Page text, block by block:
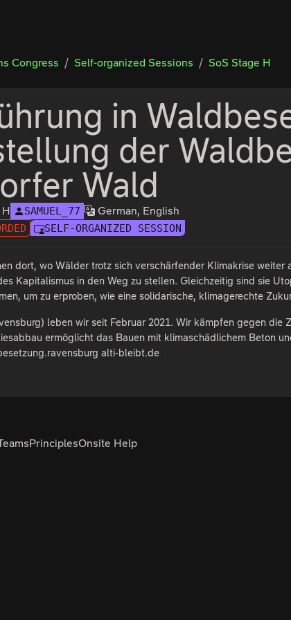
Congress Self-organized Sessions SoS Stage H
in
der
Wald
H SAMUEL_77 German, English
SELF-ORGANIZED SESSION
dort, wo Wälder trotz sich verschärfender Klimakrise weiter
Kapitalismus in den Weg zu stellen. Gleichzeitig sind sie
um zu erproben, wie eine solidarische, klimagerechte
leben wir seit Februar 2021. Wir kämpfen gegen die
ermöglicht das Bauen mit klimaschädlichem Beton
alti-bleibt.de
PrinciplesOnsite Help